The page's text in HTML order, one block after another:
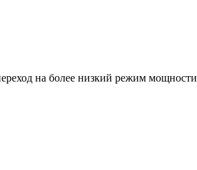
на более низкий режим мощности